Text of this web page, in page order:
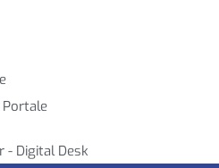
Digital Desk